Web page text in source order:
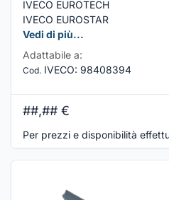
IVECO EUROTECH
IVECO EUROSTAR
Vedi di più...
Adattabile a:
Cod. IVECO: 98408394
##,## €
Per prezzi e disponibilità